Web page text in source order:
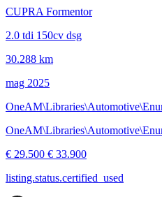
CUPRA Formentor
2.0 tdi 150cv dsg
30.288 km
mag 2025
€ 29.500 € 33.900
listing.status.certified_used